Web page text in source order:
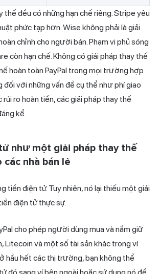
thế đều có những hạn chế riêng. Stripe yêu
phức tạp hơn. Wise không phải là giải
chỉnh cho người bán. Phạm vi phủ sóng
còn hạn chế. Không có giải pháp thay thế
hoàn toàn PayPal trong mọi trường hợp
với những vấn đề cụ thể như phí giao
ro hoàn tiền, các giải pháp thay thế
kể.
như một giải pháp thay thế
các nhà bán lẻ
tiền điện tử. Tuy nhiên, nó lại thiếu một giải
điện tử thực sự.
cho phép người dùng mua và nắm giữ
Litecoin và một số tài sản khác trong ví
ở hầu hết các thị trường, bạn không thể